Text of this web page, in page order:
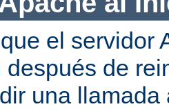
el servidor
después de
una